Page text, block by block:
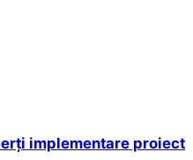
implementare proiect